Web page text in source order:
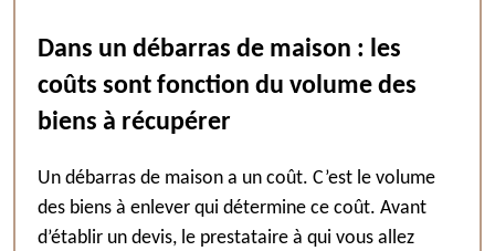
Dans un débarras de maison : les
coûts sont fonction du volume des
biens à récupérer
Un débarras de maison a un coût. C’est le volume
des biens à enlever qui détermine ce coût. Avant
d’établir un devis, le prestataire à qui vous allez